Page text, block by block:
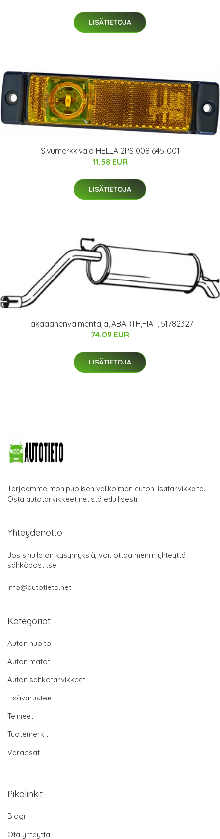
LISÄTIETOJA
Sivumerkkivalo HELLA 2PS 008 645-001
11.58 EUR
LISÄTIETOJA
Takaäänenvaimentaja, ABARTH,FIAT, 51782327
74.09 EUR
LISÄTIETOJA
Tarjoamme monipuolisen valikoiman auton lisätarvikkeita.
Osta autotarvikkeet netistä edullisesti.
Yhteydenotto
Jos sinulla on kysymyksiä, voit ottaa meihin yhteyttä
sähköpostitse:
info@autotieto.net
Kategoriat
Auton huolto
Auton matot
Auton sähkötarvikkeet
Lisävarusteet
Telineet
Tuotemerkit
Varaosat
Pikalinkit
Blogi
Ota yhteyttä